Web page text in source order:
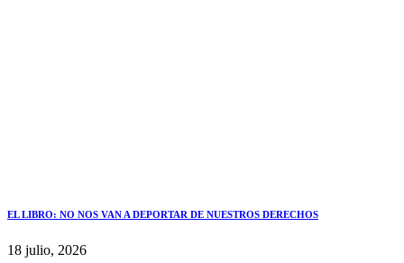
EL LIBRO: NO NOS VAN A DEPORTAR DE NUESTROS DERECHOS
18 julio, 2026